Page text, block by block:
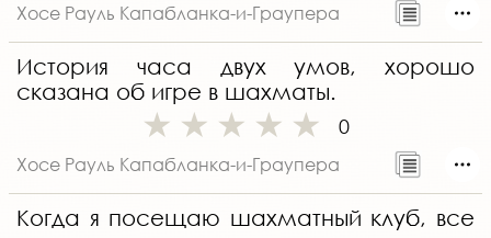
Хосе Рауль Капабланка-и-Граупера
История часа двух умов, хорошо
сказана об игре в шахматы.
0
Хосе Рауль Капабланка-и-Граупера
Когда я посещаю шахматный клуб, все